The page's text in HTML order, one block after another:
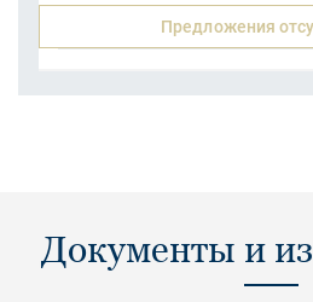
Предложения
Документы и